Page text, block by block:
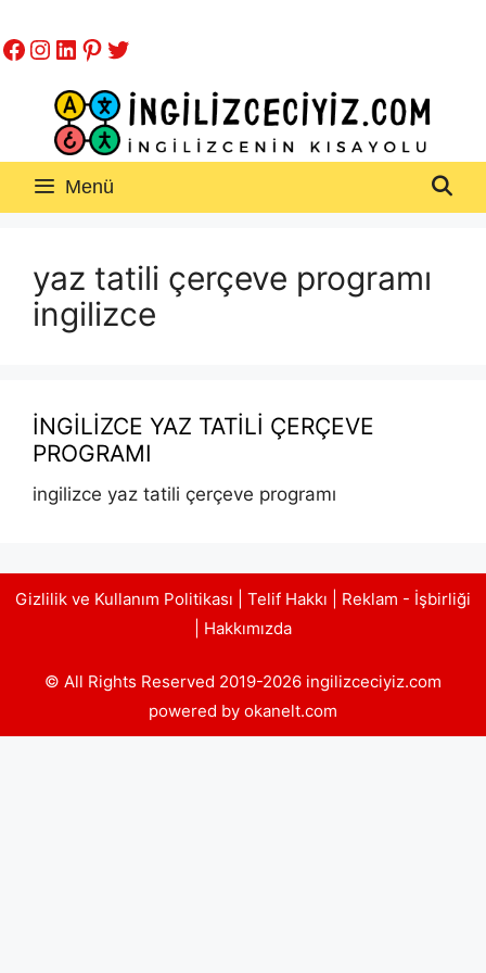
atla
Facebook
Instagram
LinkedIn
Pinterest
Twitter
Menü
yaz tatili çerçeve programı
ingilizce
İNGİLİZCE YAZ TATİLİ ÇERÇEVE
PROGRAMI
ingilizce yaz tatili çerçeve programı
Gizlilik ve Kullanım Politikası Telif Hakkı
Reklam - İşbirliği
Hakkımızda
© All Rights Reserved 2019-2026 ingilizceciyiz.com
powered by okanelt.com